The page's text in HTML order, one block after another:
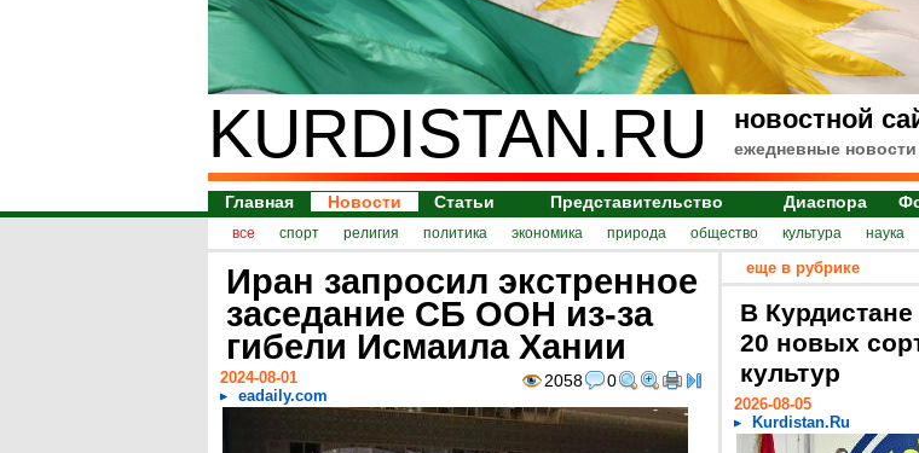
KURDISTAN.RU новостной
ежедневные
Главная Новости Статьи Представительство Диаспора
все спорт религия политика экономика природа общество культура наука
Иран запросил экстренное
заседание СБ ООН из-за
гибели Исмаила Хании
2058 0
2024-08-01
eadaily.com
еще в рубрике
В
20 новых
культур
2026-08-05
Kurdistan.Ru